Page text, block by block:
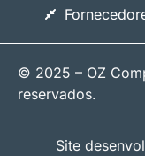
© 2025 – OZ
reservados.
Site